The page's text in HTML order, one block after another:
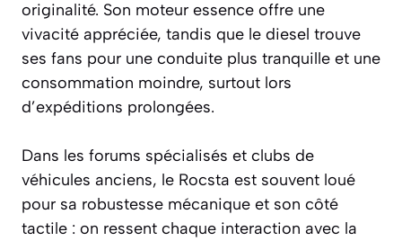
originalité. Son moteur essence offre une
vivacité appréciée, tandis que le diesel trouve
ses fans pour une conduite plus tranquille et une
consommation moindre, surtout lors
d’expéditions prolongées.
Dans les forums spécialisés et clubs de
véhicules anciens, le Rocsta est souvent loué
pour sa robustesse mécanique et son côté
tactile : on ressent chaque interaction avec la